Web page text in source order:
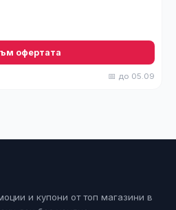
офертата
📅 до 05.09
и купони от топ магазини в